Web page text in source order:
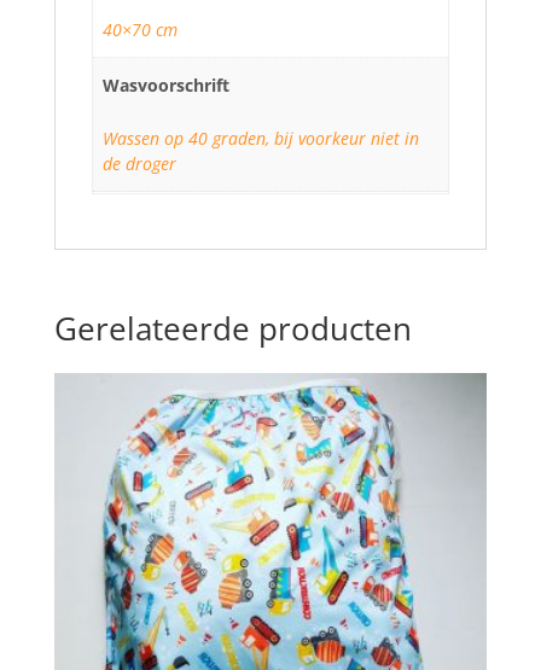
40×70 cm
Wasvoorschrift
Wassen op 40 graden, bij voorkeur niet in
de droger
Gerelateerde producten